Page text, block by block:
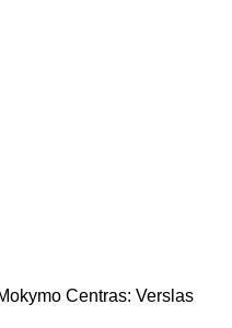
Centras: Verslas